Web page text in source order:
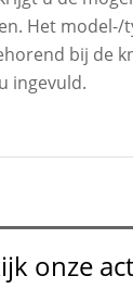
Het
bij de
ingevuld.
onze